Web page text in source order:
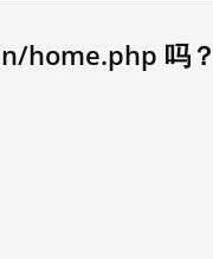
home.php 吗？